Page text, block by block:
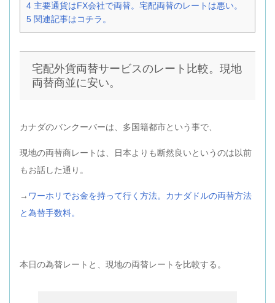
4 主要通貨はFX会社で両替。宅配両替のレートは悪い。
5 関連記事はコチラ。
宅配外貨両替サービスのレート比較。現地
両替商並に安い。
カナダのバンクーバーは、多国籍都市という事で、
現地の両替商レートは、日本よりも断然良いというのは以前
もお話した通り。
→ ワーホリでお金を持って行く方法。カナダドルの両替方法
と為替手数料。
本日の為替レートと、現地の両替レートを比較する。